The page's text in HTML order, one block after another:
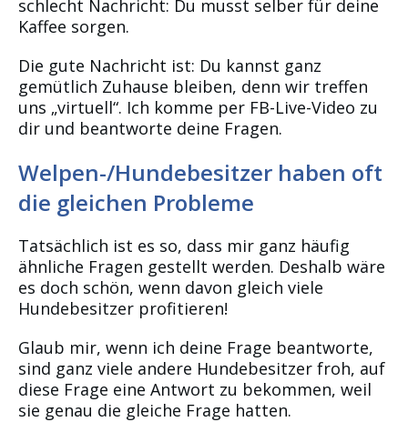
schlecht Nachricht: Du musst selber für deine
Kaffee sorgen.
Die gute Nachricht ist: Du kannst ganz
gemütlich Zuhause bleiben, denn wir treffen
uns „virtuell“. Ich komme per FB-Live-Video zu
dir und beantworte deine Fragen.
Welpen-/Hundebesitzer haben oft
die gleichen Probleme
Tatsächlich ist es so, dass mir ganz häufig
ähnliche Fragen gestellt werden. Deshalb wäre
es doch schön, wenn davon gleich viele
Hundebesitzer profitieren!
Glaub mir, wenn ich deine Frage beantworte,
sind ganz viele andere Hundebesitzer froh, auf
diese Frage eine Antwort zu bekommen, weil
sie genau die gleiche Frage hatten.